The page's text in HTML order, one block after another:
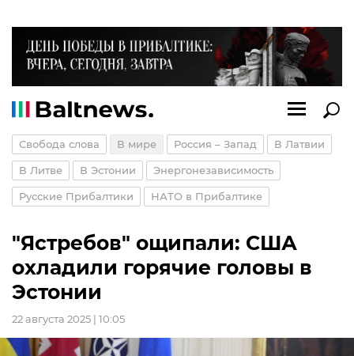
Свобода слова В мире Россия – Запад В Латвии
В Литве В Эстонии Энергонезависимость
Русские Прибалтики НАТО в Прибалтике
"Ястребов" ощипали: США
охладили горячие головы в
Эстонии
22 августа 2025 | 10:05